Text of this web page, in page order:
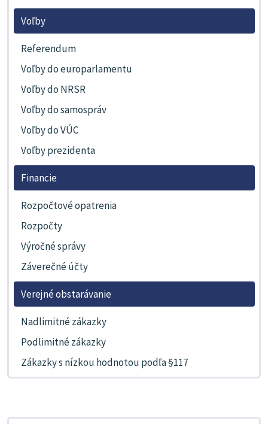
Voľby
Referendum
Voľby do europarlamentu
Voľby do NRSR
Voľby do samospráv
Voľby do VÚC
Voľby prezidenta
Financie
Rozpočtové opatrenia
Rozpočty
Výročné správy
Záverečné účty
Verejné obstarávanie
Nadlimitné zákazky
Podlimitné zákazky
Zákazky s nízkou hodnotou podľa §117